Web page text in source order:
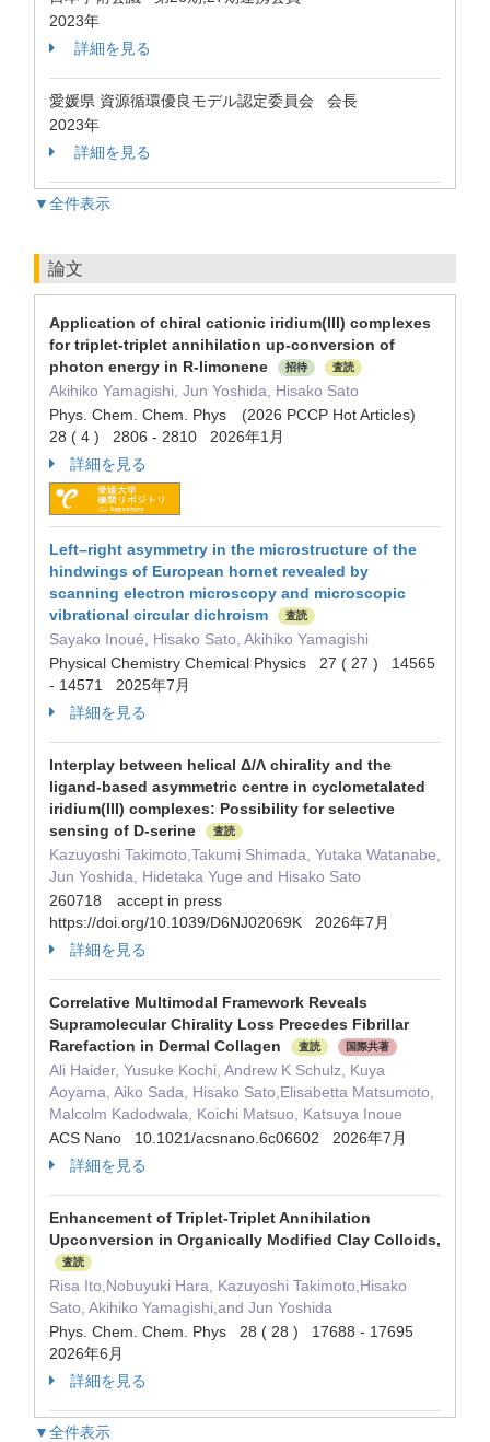
2023年
詳細を見る
愛媛県 資源循環優良モデル認定委員会 会長
2023年
詳細を見る
▼全件表示
論文
Application of chiral cationic iridium(III) complexes
for triplet-triplet annihilation up-conversion of
photon energy in R-limonene
招待 査読
Akihiko Yamagishi, Jun Yoshida, Hisako Sato
Phys. Chem. Chem. Phys (2026 PCCP Hot Articles)
28 ( 4 ) 2806 - 2810 2026年1月
詳細を見る
Left–right asymmetry in the microstructure of the
hindwings of European hornet revealed by
scanning electron microscopy and microscopic
vibrational circular dichroism
査読
Sayako Inoué, Hisako Sato, Akihiko Yamagishi
Physical Chemistry Chemical Physics 27 ( 27 ) 14565
- 14571 2025年7月
詳細を見る
Interplay between helical Δ/Λ chirality and the
ligand-based asymmetric centre in cyclometalated
iridium(III) complexes: Possibility for selective
sensing of D-serine
査読
Kazuyoshi Takimoto,Takumi Shimada, Yutaka Watanabe,
Jun Yoshida, Hidetaka Yuge and Hisako Sato
260718 accept in press
https://doi.org/10.1039/D6NJ02069K 2026年7月
詳細を見る
Correlative Multimodal Framework Reveals
Supramolecular Chirality Loss Precedes Fibrillar
Rarefaction in Dermal Collagen
査読 国際共著
Ali Haider, Yusuke Kochi, Andrew K Schulz, Kuya
Aoyama, Aiko Sada, Hisako Sato,Elisabetta Matsumoto,
Malcolm Kadodwala, Koichi Matsuo, Katsuya Inoue
ACS Nano 10.1021/acsnano.6c06602 2026年7月
詳細を見る
Enhancement of Triplet-Triplet Annihilation
Upconversion in Organically Modified Clay Colloids,
査読
Risa Ito,Nobuyuki Hara, Kazuyoshi Takimoto,Hisako
Sato, Akihiko Yamagishi,and Jun Yoshida
Phys. Chem. Chem. Phys 28 ( 28 ) 17688 - 17695
2026年6月
詳細を見る
▼全件表示